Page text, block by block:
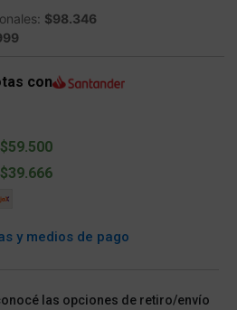
$98.346
con
$59.500
$39.666
y medios de pago
las opciones de retiro/envío